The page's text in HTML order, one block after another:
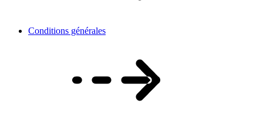
Conditions générales